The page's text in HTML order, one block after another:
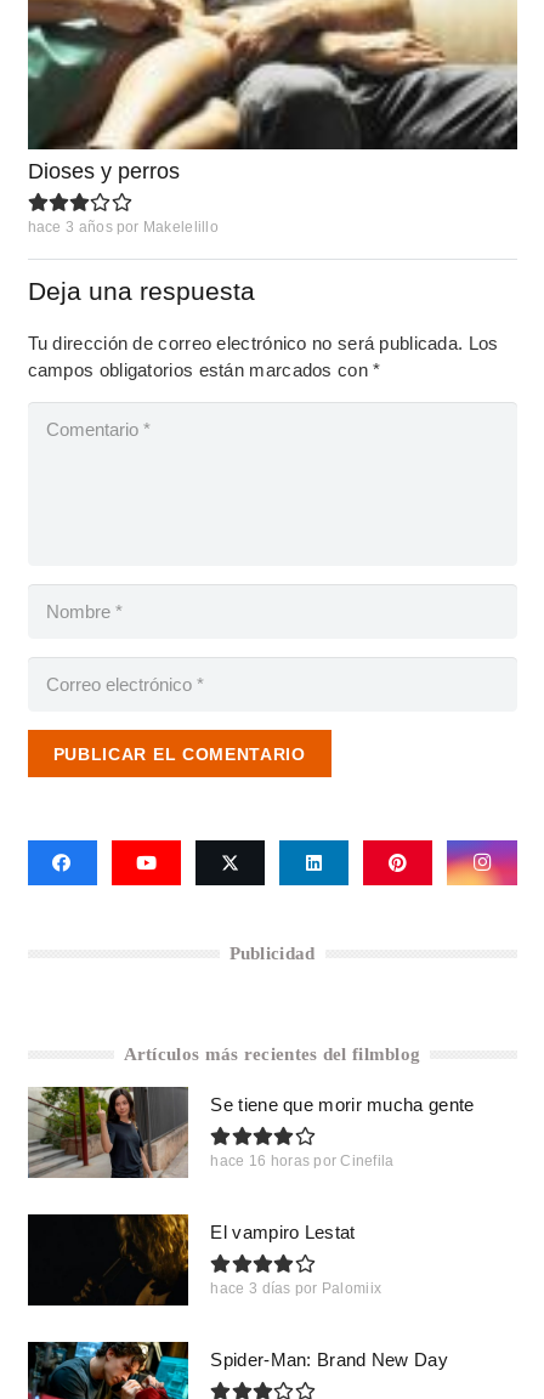
Dioses y perros
hace 3 años por Makelelillo
Deja una respuesta
Tu dirección de correo electrónico no será publicada. Los
campos obligatorios están marcados con*
PUBLICAR EL COMENTARIO
Publicidad
Artículos más recientes del filmblog
Se tiene que morir mucha gente
hace 16 horas por Cinefila
El vampiro Lestat
hace 3 días por Palomiix
Spider-Man: Brand New Day